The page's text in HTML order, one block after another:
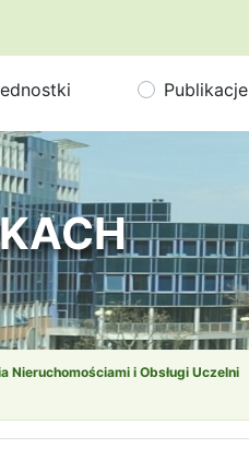
Publikacje
Nieruchomościami i Obsługi Uczelni